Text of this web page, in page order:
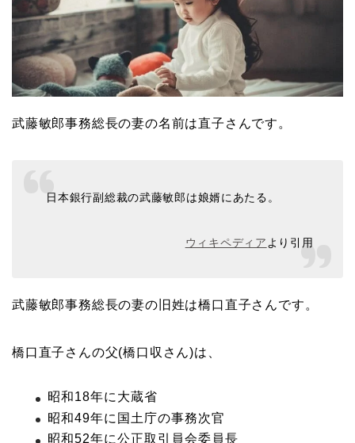
武藤敏郎事務総長の妻の名前は直子さんです。
日本銀行副総裁の武藤敏郎は娘婿にあたる。
ウィキペディア より引用
武藤敏郎事務総長の妻の旧姓は橋口直子さんです。
橋口直子さんの父(橋口収さん)は、
昭和18年に大蔵省
昭和49年に国土庁の事務次官
昭和52年に公正取引員会委員長